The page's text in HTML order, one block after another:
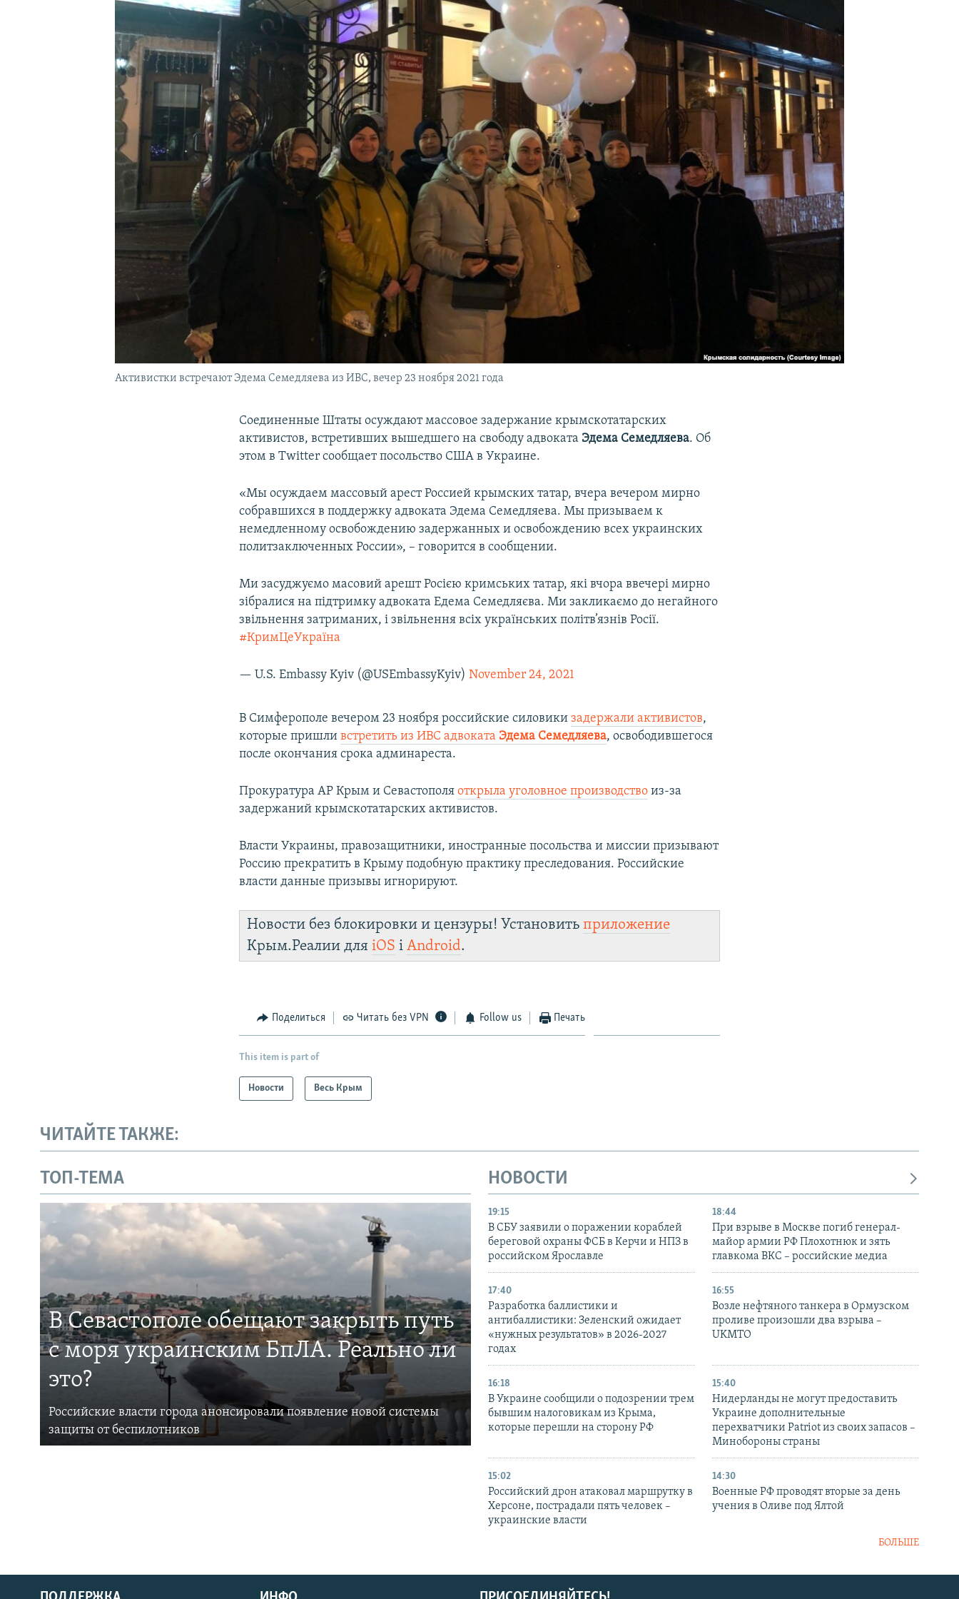
КРЫМ.НЕПОКОРЕННЫЙ
УКРАИНСКАЯ ПРОБЛЕМА КРЫМА
Активистки встречают Эдема Семедляева из ИВС, вечер 23 ноября 2021 года
Соединенные Штаты осуждают массовое задержание крымскотатарских
активистов, встретивших вышедшего на свободу адвоката Эдема Семедляева. Об
этом в Twitter сообщает посольство США в Украине.
«Мы осуждаем массовый арест Россией крымских татар, вчера вечером мирно
собравшихся в поддержку адвоката Эдема Семедляева. Мы призываем к
немедленному освобождению задержанных и освобождению всех украинских
политзаключенных России», – говорится в сообщении.
Ми засуджуємо масовий арешт Росією кримських татар, які вчора ввечері мирно
зібралися на підтримку адвоката Едема Семедляєва. Ми закликаємо до негайного
звільнення затриманих, і звільнення всіх українських політв’язнів Росії.
#КримЦеУкраїна
— U.S. Embassy Kyiv (@USEmbassyKyiv)November 24, 2021
В Симферополе вечером 23 ноября российские силовикизадержали активистов,
которые пришливстретить из ИВС адвоката Эдема Семедляева, освободившегося
после окончания срока админареста.
Прокуратура АР Крым и Севастополяоткрыла уголовное производство из-за
задержаний крымскотатарских активистов.
Власти Украины, правозащитники, иностранные посольства и миссии призывают
Россию прекратить в Крыму подобную практику преследования. Российские
власти данные призывы игнорируют.
Новости без блокировки и цензуры! Установитьприложение
Крым.Реалии дляiOS іAndroid.
Поделиться Читать без VPN Follow us Печать
This item is part of
Новости Весь Крым
ЧИТАЙТЕ ТАКЖЕ:
ТОП-ТЕМА
В Севастополе обещают закрыть путь
с моря украинским БпЛА. Реально ли
это?
Российские власти города анонсировали появление новой системы
защиты от беспилотников
НОВОСТИ
19:15
В СБУ заявили о поражении кораблей
береговой охраны ФСБ в Керчи и НПЗ в
российском Ярославле
18:44
При взрыве в Москве погиб генерал-
майор армии РФ Плохотнюк и зять
главкома ВКС – российские медиа
17:40
Разработка баллистики и
антибаллистики: Зеленский ожидает
«нужных результатов» в 2026-2027
годах
16:55
Возле нефтяного танкера в Ормузском
проливе произошли два взрыва –
UKMTO
16:18
В Украине сообщили о подозрении трем
бывшим налоговикам из Крыма,
которые перешли на сторону РФ
15:40
Нидерланды не могут предоставить
Украине дополнительные
перехватчики Patriot из своих запасов –
Минобороны страны
15:02
Российский дрон атаковал маршрутку в
Херсоне, пострадали пять человек –
украинские власти
14:30
Военные РФ проводят вторые за день
учения в Оливе под Ялтой
БОЛЬШЕ